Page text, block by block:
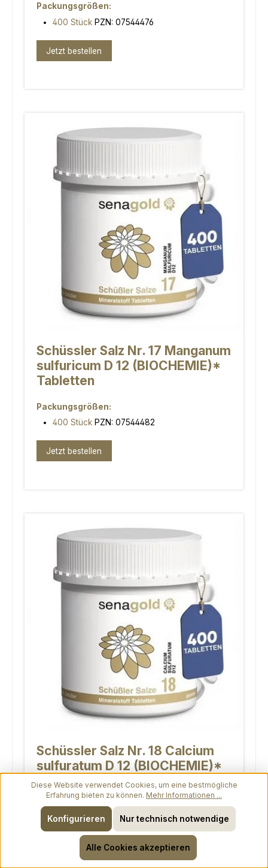
Packungsgrößen:
400 Stück PZN: 07544476
Jetzt bestellen
Schüssler Salz Nr. 17 Manganum
sulfuricum D 12 (BIOCHEMIE)*
Tabletten
Packungsgrößen:
400 Stück PZN: 07544482
Jetzt bestellen
Schüssler Salz Nr. 18 Calcium
sulfuratum D 12 (BIOCHEMIE)*
Tabletten
Packungsgrößen:
400 StückPZN: 07544499
Jetzt bestellen
Diese Website verwendet Cookies, um eine bestmögliche
Erfahrung bieten zu können. Mehr Informationen ...
Nur technisch notwendige
Konfigurieren
Alle Cookies akzeptieren